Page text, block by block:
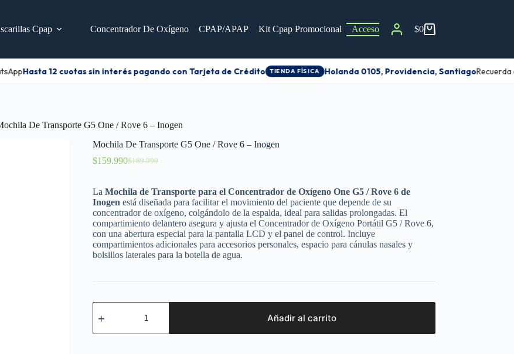
Cpap Concentrador De Oxígeno CPAP/APAP Kit Cpap Promocional Accesorios Contacto
$0
Hasta 12 cuotas sin interés pagando con Tarjeta de Crédito TIENDA FÍSICA Holanda 0105, Providencia, SantiagoRecuerda
De Transporte G5 One / Rove 6 – Inogen
Mochila De Transporte G5 One / Rove 6 – Inogen
$189.990
$159.990
La Mochila de Transporte para el Concentrador de Oxígeno One G5 / Rove 6 de
Inogen está diseñada para facilitar el movimiento del paciente que depende de su
concentrador de oxígeno, colgándolo de la espalda, ideal para salidas prolongadas. El
compartimiento delantero asegura y ajusta el Concentrador de Oxígeno Portátil G5 / Rove 6,
con una abertura especial para la pantalla LCD y el panel de control. Incluye
compartimientos adicionales para accesorios personales, espacio para cánulas nasales y
bolsillos laterales para la botella de agua.
Añadir al carrito